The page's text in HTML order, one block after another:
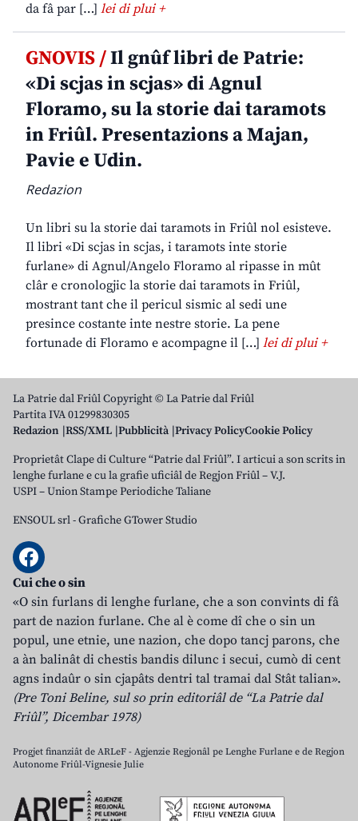
da fâ par […] lei di plui +
GNOVIS /Il gnûf libri de Patrie:
«Di scjas in scjas» di Agnul
Floramo, su la storie dai taramots
in Friûl. Presentazions a Majan,
Pavie e Udin.
Redazion
Un libri su la storie dai taramots in Friûl nol esisteve.
Il libri «Di scjas in scjas, i taramots inte storie
furlane» di Agnul/Angelo Floramo al ripasse in mût
clâr e cronologjic la storie dai taramots in Friûl,
mostrant tant che il pericul sismic al sedi une
presince costante inte nestre storie. La pene
fortunade di Floramo e acompagne il […] lei di plui +
La Patrie dal Friûl Copyright © La Patrie dal Friûl
Partita IVA 01299830305
Redazion RSS/XML Pubblicità Privacy PolicyCookie Policy
Proprietât Clape di Culture “Patrie dal Friûl”. I articui a son scrits in
lenghe furlane e cu la grafie uficiâl de Regjon Friûl – V.J.
USPI – Union Stampe Periodiche Taliane
ENSOUL srl-Grafiche GTower Studio
Cui che o sin
«O sin furlans di lenghe furlane, che a son convints di fâ
part de nazion furlane. Che al è come dî che o sin un
popul, une etnie, une nazion, che dopo tancj parons, che
a àn balinât di chestis bandis dilunc i secui, cumò di cent
agns indaûr o sin cjapâts dentri tal tramai dal Stât talian».
(Pre Toni Beline, sul so prin editoriâl de “La Patrie dal
Friûl”, Dicembar 1978)
Progjet finanziât de ARLeF - Agjenzie Regjonâl pe Lenghe Furlane e de Regjon
Autonome Friûl-Vignesie Julie